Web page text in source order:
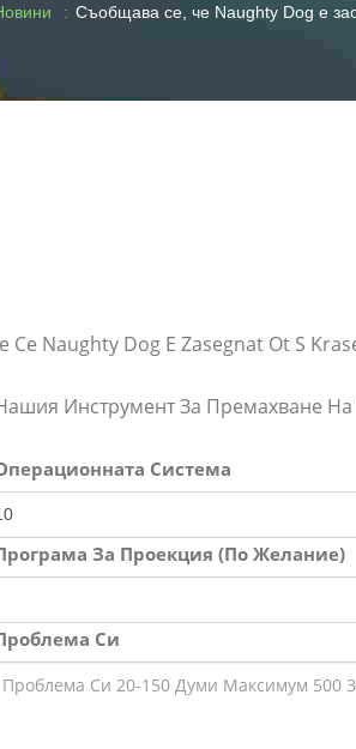
Съобщава се, че Naughty Dog е
Ce Naughty Dog E Zasegnat Ot S
Инструмент За Премахване
Система
За Проекция (По Желание)
Си